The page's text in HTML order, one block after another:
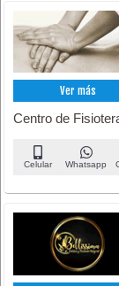
Ver más
Centro de
Celular Whatsapp